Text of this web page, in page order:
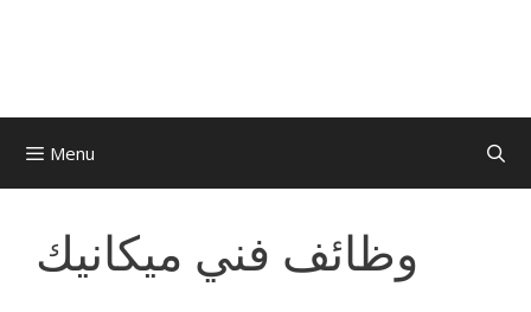
Menu
وظائف فني ميكانيك